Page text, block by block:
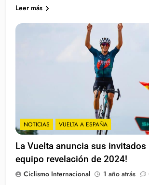
Leer más
NOTICIAS VUELTA A ESPAÑA
La Vuelta anuncia sus invitados
equipo revelación de 2024!
Ciclismo Internacional 1 año atrás